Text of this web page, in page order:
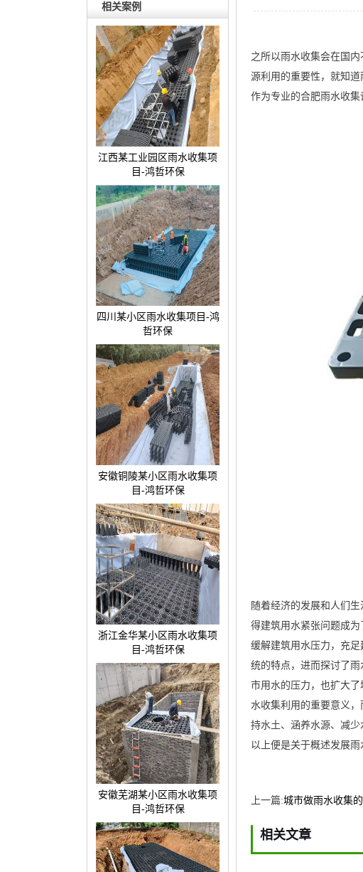
相关案例
江西某工业园区雨水收集项
目-鸿哲环保
四川某小区雨水收集项目-鸿
哲环保
安徽铜陵某小区雨水收集项
目-鸿哲环保
浙江金华某小区雨水收集项
目-鸿哲环保
安徽芜湖某小区雨水收集项
目-鸿哲环保
之所以雨水收集会在国
源利用的重要性，就知道
作为专业的合肥雨水收集
随着经济的发展和人们
得建筑用水紧张问题成
缓解建筑用水压力，充
统的特点，进而探讨了雨
市用水的压力，也扩大
水收集利用的重要意义
持水土、涵养水源、减少
以上便是关于概述发展
上一篇:城市做雨水收集
相关文章